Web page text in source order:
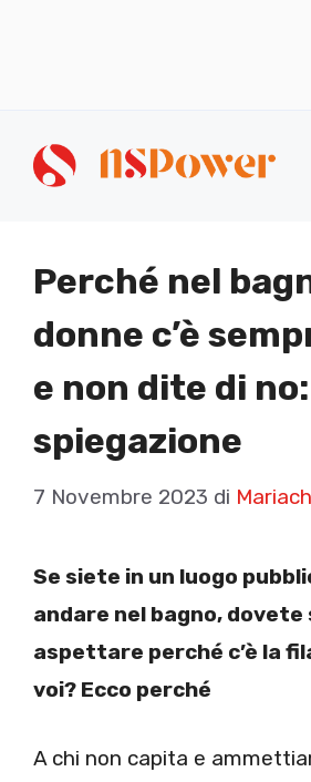
Perché nel
donne c’è
e non dite di no:
spiegazione
7 Novembre 2023 di
Se siete in un luogo
andare nel bagno, dovete
aspettare perché c’è la
voi? Ecco perché
A chi non capita e